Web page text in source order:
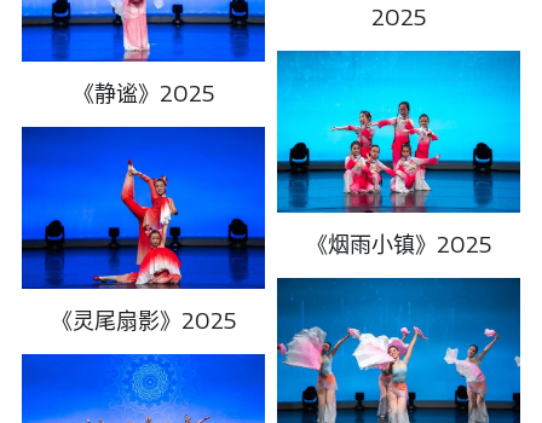
《静谧》2025
《灵尾扇影》2025
2025
《烟雨小镇》2025